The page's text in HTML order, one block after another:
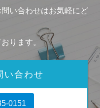
い合わせはお気軽にど
ります。
い合わせ
0151